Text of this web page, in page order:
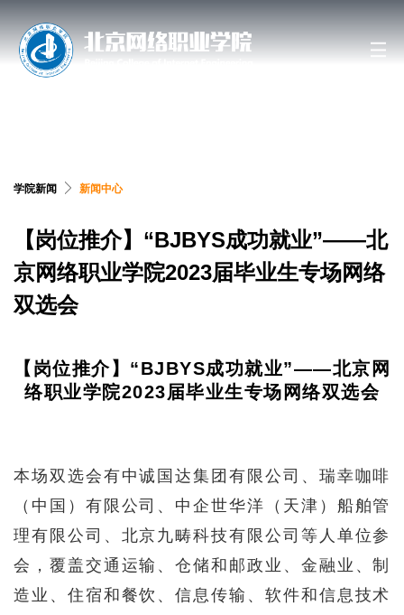
学院新闻 新闻中心
【岗位推介】“BJBYS成功就业”——北
京网络职业学院2023届毕业生专场网络
双选会
【岗位推介】“BJBYS成功就业”——北京网
络职业学院2023届毕业生专场网络双选会
本场双选会有中诚国达集团有限公司、瑞幸咖啡
（中国）有限公司、中企世华洋（天津）船舶管
理有限公司、北京九畴科技有限公司等人单位参
会，覆盖交通运输、仓储和邮政业、金融业、制
造业、住宿和餐饮、信息传输、软件和信息技术